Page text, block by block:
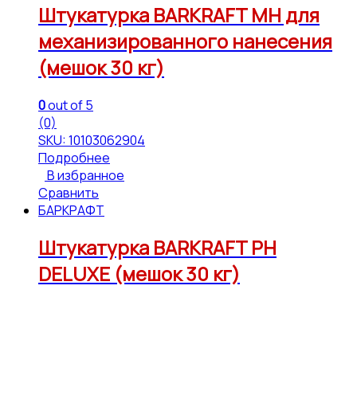
Штукатурка BARKRAFT MH для
механизированного нанесения
(мешок 30 кг)
0out of 5
(0)
SKU: 10103062904
Подробнее
В избранное
Сравнить
БАРКРАФТ
Штукатурка BARKRAFT PH
DELUXE (мешок 30 кг)